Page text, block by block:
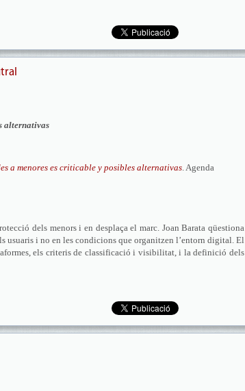
alternativas
a menores es criticable y posibles alternativas. Agenda
dels menors i en desplaça el marc. Joan Barata qüestiona
usuaris i no en les condicions que organitzen l’entorn digital. El
els criteris de classificació i visibilitat, i la definició dels